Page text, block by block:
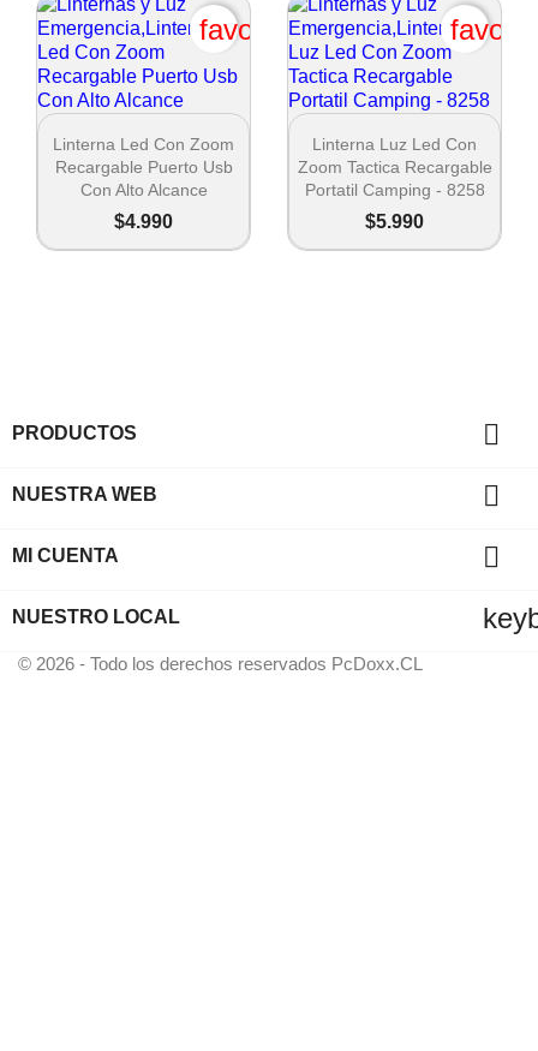
 Vista rápida
Linterna Led Con Zoom
Recargable Puerto Usb
Con Alto Alcance
$4.990
favorite_border
 Vista rápida
Linterna Luz Led Con
Zoom Tactica Recargable
Portatil Camping - 8258
$5.990
PRODUCTOS 
NUESTRA WEB 
MI CUENTA 
NUESTRO LOCAL
© 2026 - Todo los derechos reservados PcDoxx.CL